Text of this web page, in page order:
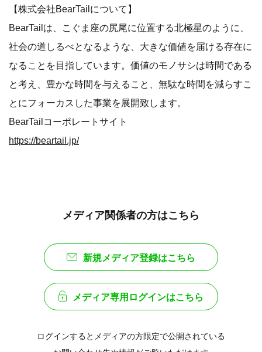
【株式会社BearTailについて】
BearTailは、こぐま座の尻尾に位置する北極星のように、
社会の道しるべとなるような、大きな価値を届ける存在に
なることを目指しています。価値のモノサシは時間である
と考え、豊かな時間を与えること、無駄な時間を減らすこ
とにフォーカスした事業を展開致します。
BearTailコーポレートサイト
https://beartail.jp/
メディア関係者の方はこちら
新規メディア登録はこちら
メディア専用ログインはこちら
ログインするとメディアの方限定で公開されている